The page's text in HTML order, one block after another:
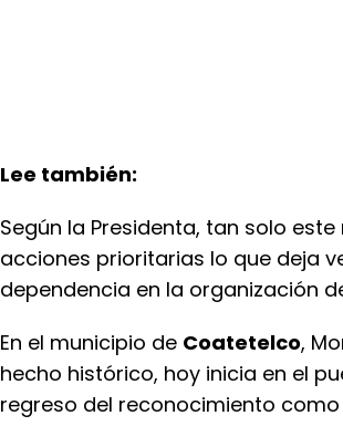
Lee también:
Según la Presidenta, tan solo este
acciones prioritarias lo que deja
dependencia en la organización
En el municipio de Coatetelco,
hecho histórico, hoy inicia en el
regreso del reconocimiento